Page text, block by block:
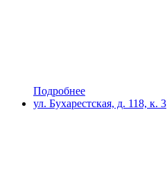
Подробнее
ул. Бухарестская, д. 118, к. 3